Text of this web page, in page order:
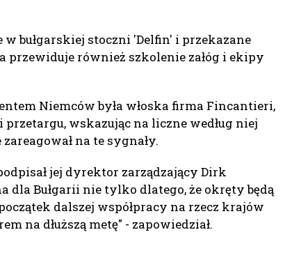
bułgarskiej stoczni 'Delfin' i przekazane
przewiduje również szkolenie załóg i ekipy
Niemców była włoska firma Fincantieri,
wskazując na liczne według niej
na te sygnały.
jej dyrektor zarządzający Dirk
dla Bułgarii nie tylko dlatego, że okręty będą
dalszej współpracy na rzecz krajów
na dłuższą metę" - zapowiedział.